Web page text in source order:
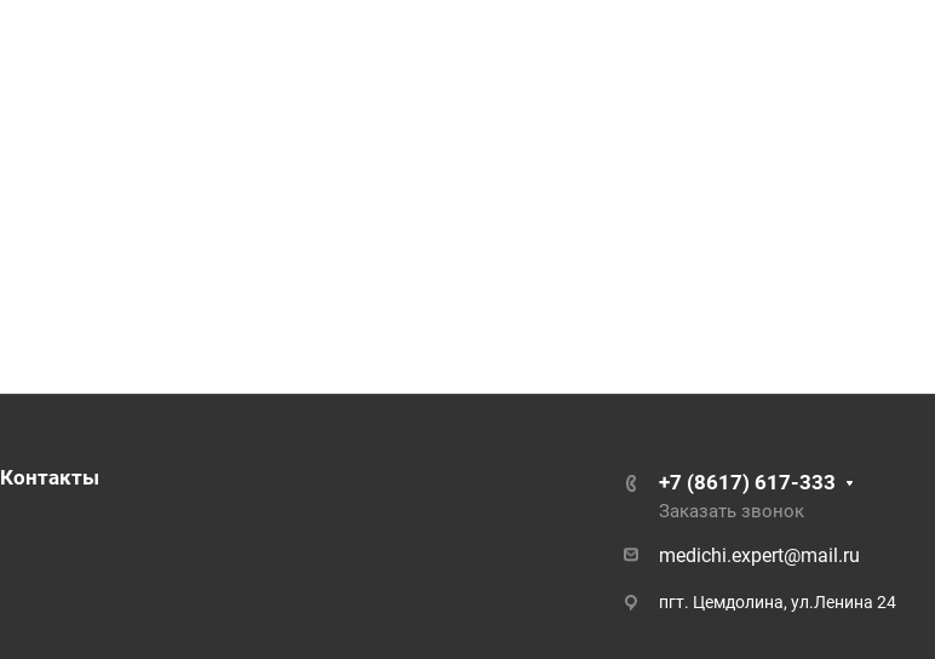
Контакты +7 (8617) 617-333
Заказать звонок
medichi.expert@mail.ru
пгт. Цемдолина, ул.Ленина 24